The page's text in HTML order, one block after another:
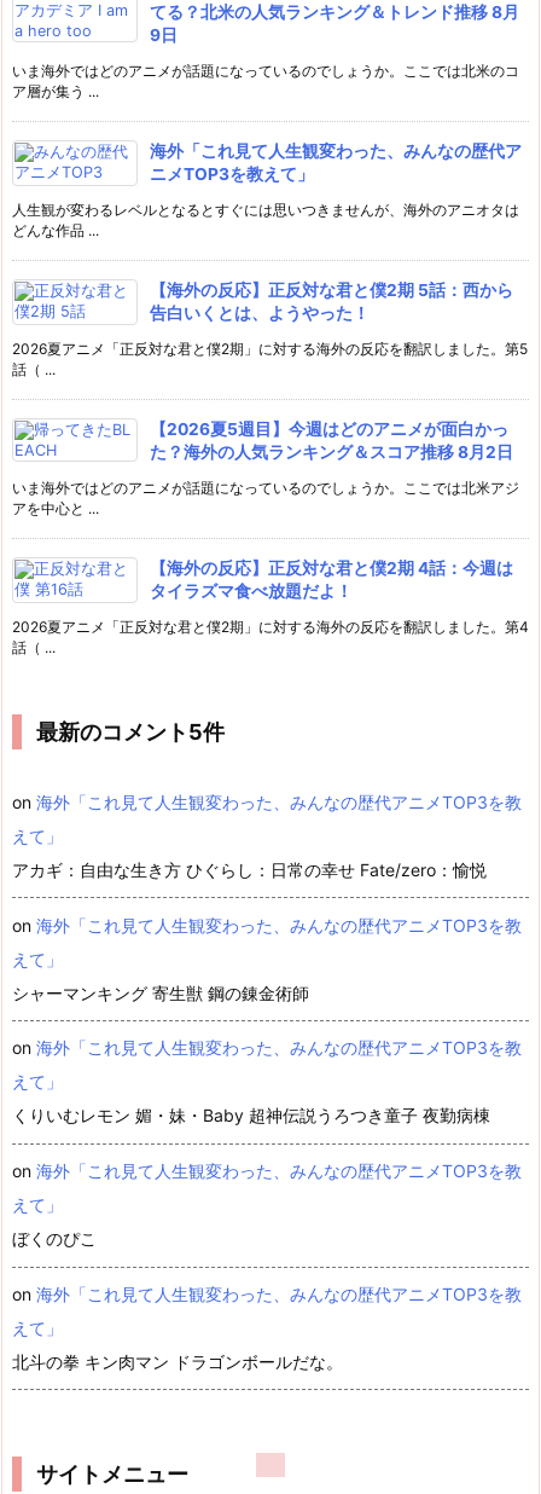
てる？北米の人気ランキング＆トレンド推移 8月
9日
いま海外ではどのアニメが話題になっているのでしょうか。ここでは北米のコ
ア層が集う ...
海外「これ見て人生観変わった、みんなの歴代ア
ニメTOP3を教えて」
人生観が変わるレベルとなるとすぐには思いつきませんが、海外のアニオタは
どんな作品 ...
【海外の反応】正反対な君と僕2期 5話：西から
告白いくとは、ようやった！
2026夏アニメ「正反対な君と僕2期」に対する海外の反応を翻訳しました。第5
話（ ...
【2026夏5週目】今週はどのアニメが面白かっ
た？海外の人気ランキング＆スコア推移 8月2日
いま海外ではどのアニメが話題になっているのでしょうか。ここでは北米アジ
アを中心と ...
【海外の反応】正反対な君と僕2期 4話：今週は
タイラズマ食べ放題だよ！
2026夏アニメ「正反対な君と僕2期」に対する海外の反応を翻訳しました。第4
話（ ...
最新のコメント5件
on 海外「これ見て人生観変わった、みんなの歴代アニメTOP3を教
えて」
アカギ：自由な生き方 ひぐらし：日常の幸せ Fate/zero：愉悦
on 海外「これ見て人生観変わった、みんなの歴代アニメTOP3を教
えて」
シャーマンキング 寄生獣 鋼の錬金術師
on 海外「これ見て人生観変わった、みんなの歴代アニメTOP3を教
えて」
くりいむレモン 媚・妹・Baby 超神伝説うろつき童子 夜勤病棟
on 海外「これ見て人生観変わった、みんなの歴代アニメTOP3を教
えて」
ぼくのぴこ
on 海外「これ見て人生観変わった、みんなの歴代アニメTOP3を教
えて」
北斗の拳 キン肉マン ドラゴンボールだな。
サイトメニュー